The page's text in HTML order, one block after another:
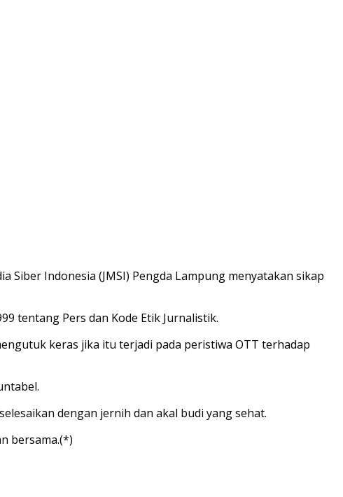
Siber Indonesia (JMSI) Pengda Lampung menyatakan sikap
tentang Pers dan Kode Etik Jurnalistik.
keras jika itu terjadi pada peristiwa OTT terhadap
dengan jernih dan akal budi yang sehat.
bersama.(*)